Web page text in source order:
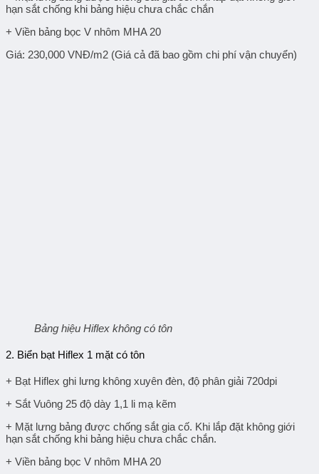
hạn sắt chống khi bảng hiệu chưa chắc chắn
+ Viền bảng bọc V nhôm MHA 20
Giá: 230,000 VNĐ/m2 (Giá cả đã bao gồm chi phí vận chuyển)
Bảng hiệu Hiflex không có tôn
2. Biển bạt Hiflex 1 mặt có tôn
+ Bạt Hiflex ghi lưng không xuyên đèn, độ phân giải 720dpi
+ Sắt Vuông 25 độ dày 1,1 li mạ kẽm
+ Mặt lưng bảng được chống sắt gia cố. Khi lắp đặt không giới
hạn sắt chống khi bảng hiệu chưa chắc chắn.
+ Viền bảng bọc V nhôm MHA 20